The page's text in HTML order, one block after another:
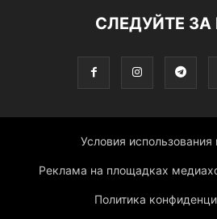
СЛЕДУЙТЕ
Условия использования
Реклама на площадках
Политика